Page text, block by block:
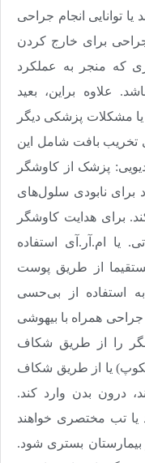
یا توانایی انجام جراحی
جراحی برای خارج کردن
که منجر به عملکرد
علاوه براین، بعید
یا مشکلات پزشکی دیگر
تخریب بافت شامل این
پزشک از کاوشگر
نابودی سلول‌های
برای هدایت کاوشگر
یا ام.آر.آی استفاده
از طریق پوست
استفاده از بی‌‌‌‌‌‌حسی
همراه با بیهوشی
را از طریق شکاف
یا از طریق شکاف
درون بدن وارد کند.
یا تب مختصری خواهند
بستری شود.